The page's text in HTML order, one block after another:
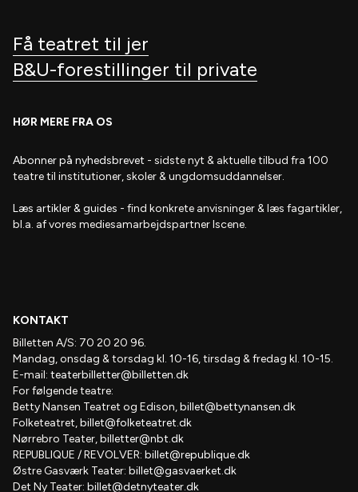
Få teatret til jer
B&U-forestillinger til private
HØR MERE FRA OS
Abonner på nyhedsbrevet - sidste nyt & aktuelle tilbud fra 100
teatre til institutioner, skoler & ungdomsuddannelser.
Læs artikler & guides - find konkrete anvisninger & læs fagartikler,
bl.a. af vores mediesamarbejdspartner Iscene.
KONTAKT
Billetten A/S: 70 20 20 96.
Mandag, onsdag & torsdag kl. 10-16, tirsdag & fredag kl. 10-15.
E-mail: teaterbilletter@billetten.dk
For følgende teatre:
Betty Nansen Teatret og Edison,billet@bettynansen.dk
Folketeatret,billet@folketeatret.dk
Nørrebro Teater,billetter@nbt.dk
REPUBLIQUE / REVOLVER: billet@republique.dk
Østre Gasværk Teater: billet@gasvaerket.dk
Det Ny Teater: billet@detnyteater.dk